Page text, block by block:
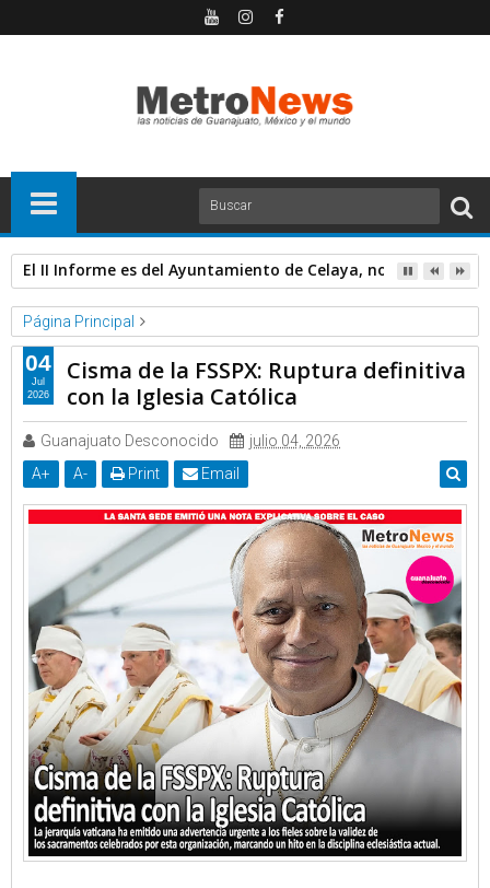
El II Informe es del Ayuntamiento de Celaya, no del alcalde;
Página Principal
Cisma
Cismáticos
Fraternidad Sacerdotal San Pío X
Iglesia Católica
Cisma de la FSSPX: Ruptura definitiva con la Iglesia Católica
Cisma de la FSSPX: Ruptura definitiva
con la Iglesia Católica
Guanajuato Desconocido
julio 04, 2026
A+ A- Print Email
04
Jul
2026